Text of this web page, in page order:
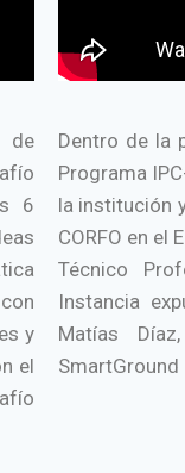
de
6
y
el
Dentro de la
Programa
la institución
CORFO en el
Técnico
Instancia
Matías
SmartGround